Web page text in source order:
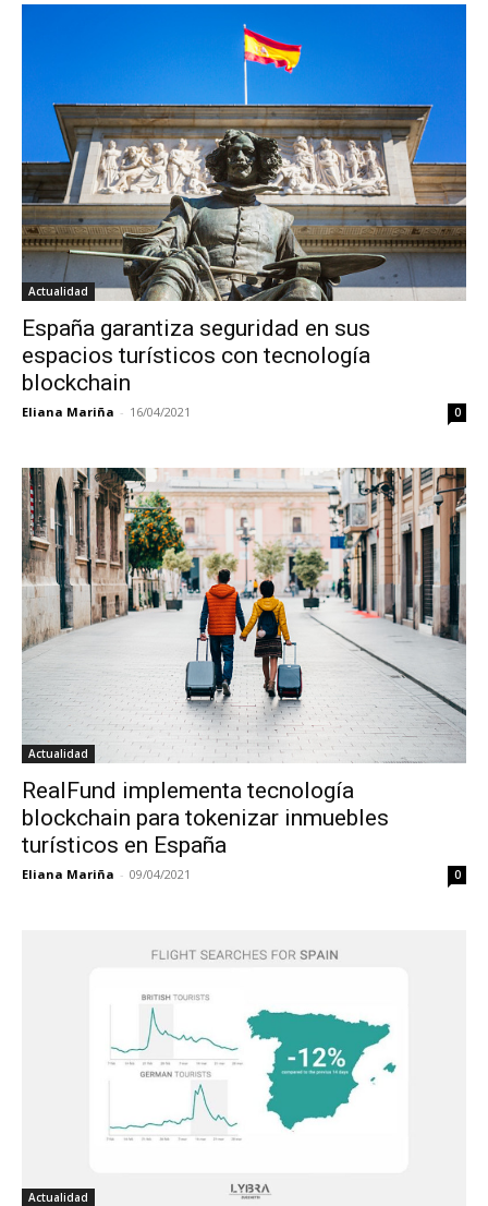
Actualidad
España garantiza seguridad en sus
espacios turísticos con tecnología
blockchain
Eliana Mariña - 16/04/2021 0
Actualidad
RealFund implementa tecnología
blockchain para tokenizar inmuebles
turísticos en España
Eliana Mariña - 09/04/2021 0
Actualidad